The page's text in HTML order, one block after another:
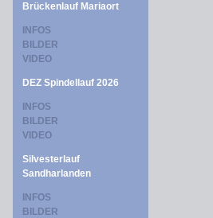
Brückenlauf Mariaort
INFOS
BILDER
VIDEO
DEZ Spindellauf 2026
INFOS
BILDER
VIDEO
Silvesterlauf
Sandharlanden
INFOS
BILDER